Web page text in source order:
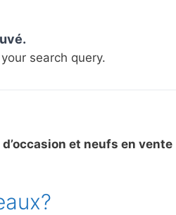
search query.
et neufs en vente